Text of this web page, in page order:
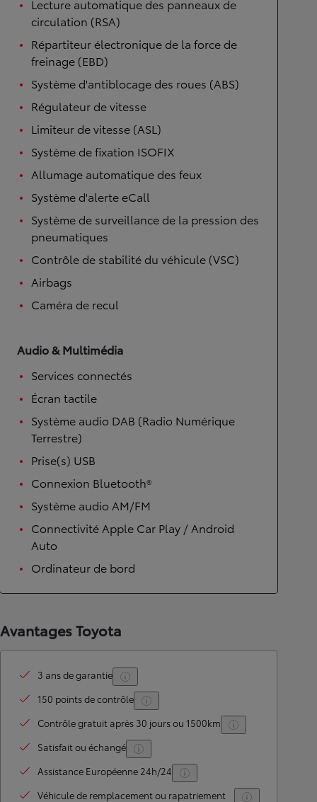
Lecture automatique des panneaux de
circulation (RSA)
Répartiteur électronique de la force de
freinage (EBD)
Système d'antiblocage des roues (ABS)
Régulateur de vitesse
Limiteur de vitesse (ASL)
Système de fixation ISOFIX
Allumage automatique des feux
Système d'alerte eCall
Système de surveillance de la pression des
pneumatiques
Contrôle de stabilité du véhicule (VSC)
Airbags
Caméra de recul
Audio & Multimédia
Services connectés
Écran tactile
Système audio DAB (Radio Numérique
Terrestre)
Prise(s) USB
Connexion Bluetooth®
Système audio AM/FM
Connectivité Apple Car Play / Android
Auto
Ordinateur de bord
Avantages Toyota
3 ans de garantie
150 points de contrôle
Contrôle gratuit après 30 jours ou 1500km
Satisfait ou échangé
Assistance Européenne 24h/24
Véhicule de remplacement ou rapatriement